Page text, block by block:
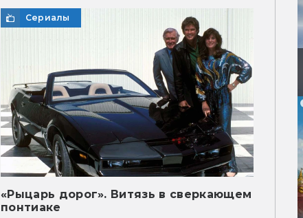
Сериалы
«Рыцарь дорог». Витязь в сверкающем
понтиаке